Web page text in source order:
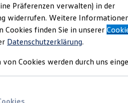
und Gebrauchtwagen
Präferenzen verwalten) in der
widerrufen. Weitere
Cookies finden Sie in unserer
Datenschutzerklärung.
von Cookies werden durch uns